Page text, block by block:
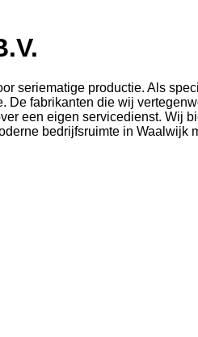
seriematige productie. Als
fabrikanten die wij
een eigen servicedienst. Wij
bedrijfsruimte in Waalwijk